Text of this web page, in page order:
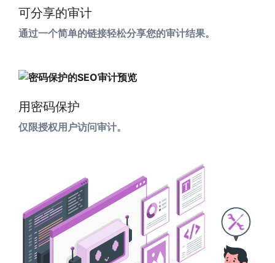
可分享的审计
通过一个简单的链接轻松分享您的审计结果。
用密码保护
仅限授权用户访问审计。